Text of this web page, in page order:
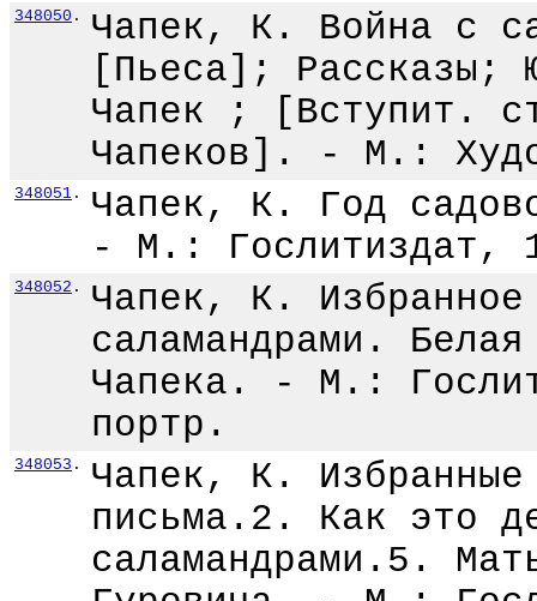
348050 .
Чапек, К. Война с
[Пьеса];
Чапек ; [Вступит.
Чапеков]. - М.:
348051 .
Чапек, К. Год
- М.:
348052 .
Чапек, К.
саламандрами.
Чапека. - М.:
портр.
348053 .
Чапек, К.
письма.2. Как это
саламандрами.5.